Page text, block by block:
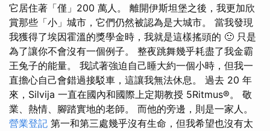
它居住著「僅」200 萬人。 離開伊斯坦堡之後，我更加欣
賞那些「小」城市，它們仍然被認為是大城市。 當我發現
我獲得了埃因霍溫的獎學金時，我就是這樣搖頭的 🙂 只是
為了讓你不會沒有一個例子。 整夜跳舞幾乎耗盡了我金霸
王兔子的能量。 我試著強迫自己睡大約一個小時，但我一
直擔心自己會錯過接駁車，這讓我無法休息。 過去 20 年
來，Silvija 一直在國內和國際上定期教授 5Ritmus®。 敬
業、熱情、腳踏實地的老師。 而他的旁邊，則是一家人。
營業登記 第一和第三處幾乎沒有生命，但我希望也沒有太